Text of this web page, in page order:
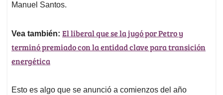
Manuel Santos.
Vea también: El liberal que se la jugó por Petro y
terminó premiado con la entidad clave para transición
energética
Esto es algo que se anunció a comienzos del año